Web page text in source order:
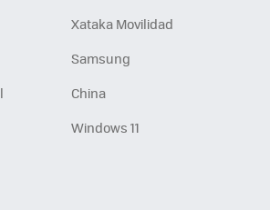
Xataka Movilidad
Samsung
China
Windows 11